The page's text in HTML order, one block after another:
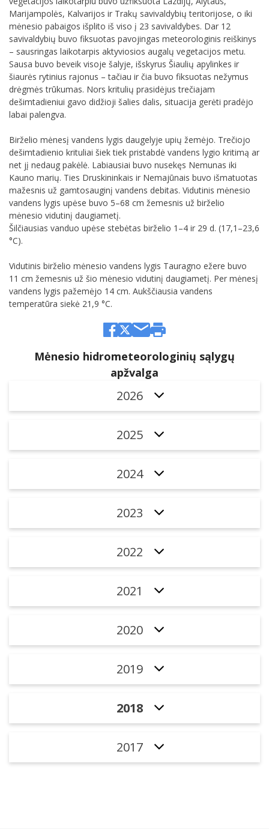
Mėnesio hidrometeorologinių sąlygų
apžvalga
2026
2025
2024
2023
2022
2021
2020
2019
2018
2017
Marijampolės, Kalvarijos ir Trakų savivaldybių teritorijose, o iki
mėnesio pabaigos išplito iš viso į 23 savivaldybes. Dar 12
savivaldybių buvo fiksuotas pavojingas meteorologinis reiškinys
– sausringas laikotarpis aktyviosios augalų vegetacijos metu.
Sausa buvo beveik visoje šalyje, išskyrus Šiaulių apylinkes ir
šiaurės rytinius rajonus – tačiau ir čia buvo fiksuotas nežymus
drėgmės trūkumas. Nors kritulių prasidėjus trečiajam
dešimtadieniui gavo didžioji šalies dalis, situacija gerėti pradėjo
labai palengva.
Birželio mėnesį vandens lygis daugelyje upių žemėjo. Trečiojo
dešimtadienio krituliai šiek tiek pristabdė vandens lygio kritimą ar
net jį nedaug pakėlė. Labiausiai buvo nusekęs Nemunas iki
Kauno marių. Ties Druskininkais ir Nemajūnais buvo išmatuotas
mažesnis už gamtosauginį vandens debitas. Vidutinis mėnesio
vandens lygis upėse buvo 5–68 cm žemesnis už birželio
mėnesio vidutinį daugiametį.
Šilčiausias vanduo upėse stebėtas birželio 1–4 ir 29 d. (17,1–23,6
°C).
Vidutinis birželio mėnesio vandens lygis Tauragno ežere buvo
11 cm žemesnis už šio mėnesio vidutinį daugiametį. Per mėnesį
vandens lygis pažemėjo 14 cm. Aukščiausia vandens
temperatūra siekė 21,9 °C.